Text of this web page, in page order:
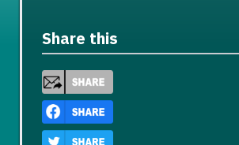
Share this